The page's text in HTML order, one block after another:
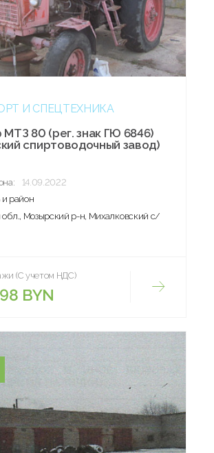
И СПЕЦТЕХНИКА
МТЗ 80 (рег. знак ГЮ 6846)
спиртоводочный завод)
14.09.2022
район
обл., Мозырский р-н, Михалковский с/
(С учетом НДС)
BYN